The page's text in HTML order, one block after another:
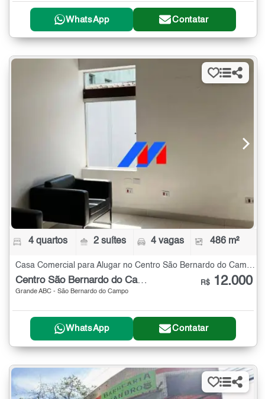
WhatsApp Contatar
4 quartos 2 suítes 4 vagas 486 m²
Casa Comercial para Alugar no Centro São Bernardo do Campo com 4 quartos - 486 m²
Centro São Bernardo do Campo
Grande ABC - São Bernardo do Campo
R$ 12.000
WhatsApp Contatar